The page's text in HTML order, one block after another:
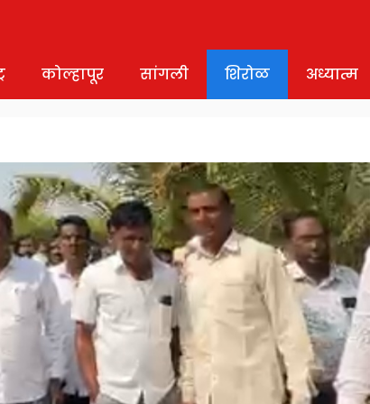
कोल्हापूर सांगली शिरोळ अध्यात्म